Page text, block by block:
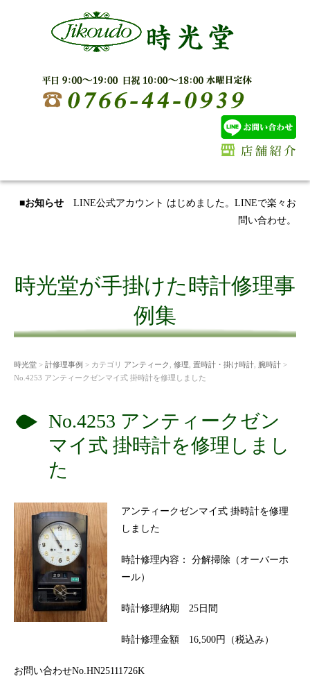
■お知らせ LINE公式アカウント はじめました。LINEで楽々お
問い合わせ。
時光堂が手掛けた時計修理事
例集
時光堂 > 計修理事例 > カテゴリ アンティーク 修理 置時計・掛け時計 腕時計 >
No.4253 アンティークゼンマイ式 掛時計を修理しました
No.4253 アンティークゼン
マイ式 掛時計を修理しまし
た
アンティークゼンマイ式 掛時計を修理
しました
時計修理内容： 分解掃除（オーバーホ
ール）
時計修理納期 25日間
時計修理金額 16,500円（税込み）
お問い合わせNo.HN25111726K